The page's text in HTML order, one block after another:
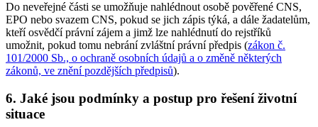
Do neveřejné části se umožňuje nahlédnout osobě pověřené CNS,
EPO nebo svazem CNS, pokud se jich zápis týká, a dále žadatelům,
kteří osvědčí právní zájem a jimž lze nahlédnutí do rejstříků
umožnit, pokud tomu nebrání zvláštní právní předpis (zákon č.
101/2000 Sb., o ochraně osobních údajů a o změně některých
zákonů, ve znění pozdějších předpisů).
6. Jaké jsou podmínky a postup pro řešení životní
situace